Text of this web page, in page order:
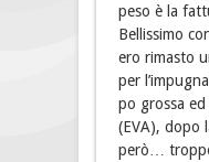
peso è la
Bellissimo
ero rimasto
per
po grossa
(EVA), dopo
però…